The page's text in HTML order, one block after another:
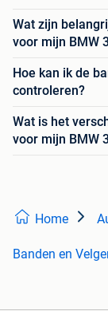
Wat zijn
voor mijn BMW
Hoe kan ik de
controleren?
Wat is het
voor mijn BMW
Home
Banden en